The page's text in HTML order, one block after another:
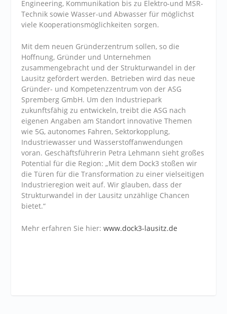
Engineering, Kommunikation bis zu Elektro-und MSR-
Technik sowie Wasser-und Abwasser für möglichst
viele Kooperationsmöglichkeiten sorgen.
Mit dem neuen Gründerzentrum sollen, so die
Hoffnung, Gründer und Unternehmen
zusammengebracht und der Strukturwandel in der
Lausitz gefördert werden. Betrieben wird das neue
Gründer- und Kompetenzzentrum von der ASG
Spremberg GmbH. Um den Industriepark
zukunftsfähig zu entwickeln, treibt die ASG nach
eigenen Angaben am Standort innovative Themen
wie 5G, autonomes Fahren, Sektorkopplung,
Industriewasser und Wasserstoffanwendungen
voran. Geschäftsführerin Petra Lehmann sieht großes
Potential für die Region: „Mit dem Dock3 stoßen wir
die Türen für die Transformation zu einer vielseitigen
Industrieregion weit auf. Wir glauben, dass der
Strukturwandel in der Lausitz unzählige Chancen
bietet.“
Mehr erfahren Sie hier:www.dock3-lausitz.de